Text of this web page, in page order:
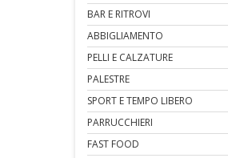
BAR E RITROVI
ABBIGLIAMENTO
PELLI E CALZATURE
PALESTRE
SPORT E TEMPO LIBERO
PARRUCCHIERI
FAST FOOD